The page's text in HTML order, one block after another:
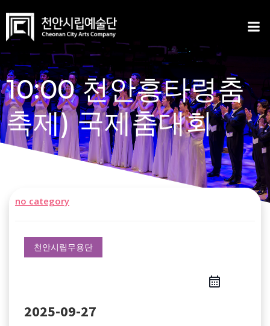
content
10:00 천안흥타령춤
축제) 국제춤대회
no category
천안시립무용단
2025-09-27